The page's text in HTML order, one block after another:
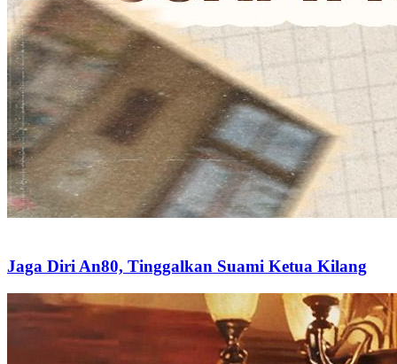
Jaga Diri An80, Tinggalkan Suami Ketua Kilang